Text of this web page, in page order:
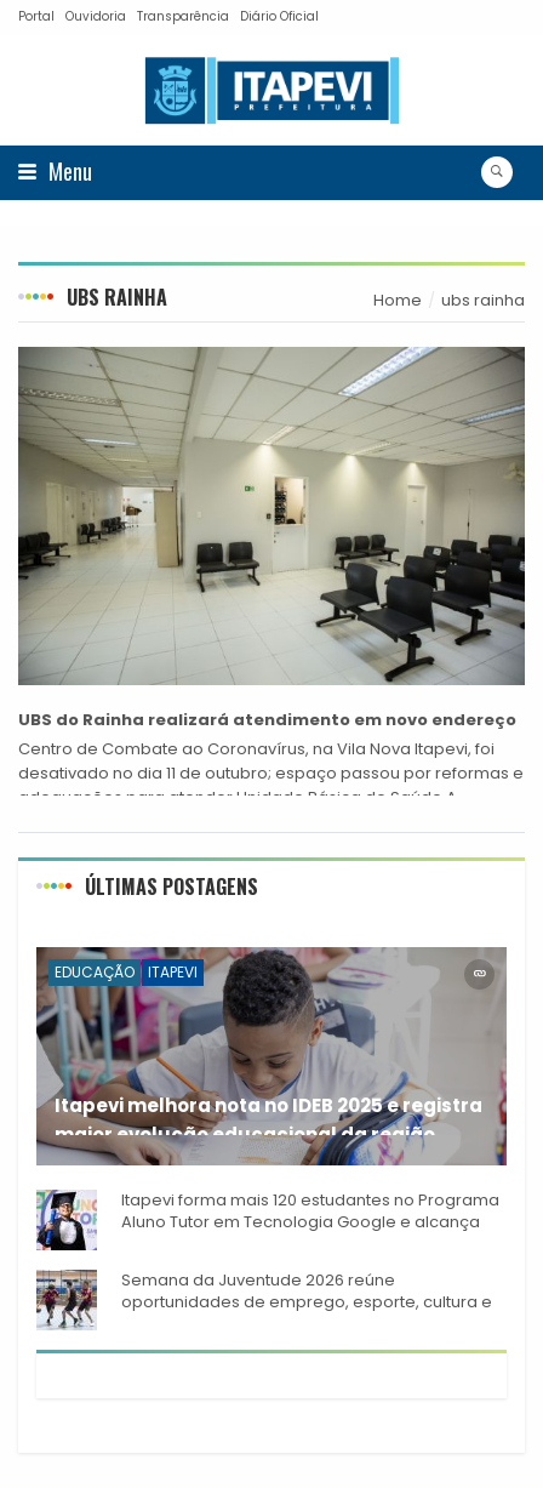
Portal Ouvidoria Transparência Diário Oficial
Menu
UBS RAINHA Home ubs rainha
UBS do Rainha realizará atendimento em novo endereço
Centro de Combate ao Coronavírus, na Vila Nova Itapevi, foi
desativado no dia 11 de outubro; espaço passou por reformas e
adequações para atender Unidade Básica de Saúde A
ÚLTIMAS POSTAGENS
EDUCAÇÃO ITAPEVI
Itapevi melhora nota no IDEB 2025 e registra
maior evolução educacional da região
A rede municipal de ensino
Itapevi forma mais 120 estudantes no Programa
Aluno Tutor em Tecnologia Google e alcança
Semana da Juventude 2026 reúne
oportunidades de emprego, esporte, cultura e